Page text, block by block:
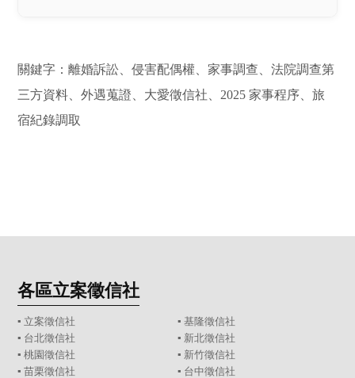
關鍵字：離婚訴訟、侵害配偶權、家事調查、法院調查第
三方資料、外遇蒐證、大愛徵信社、2025 家事程序、旅
宿紀錄調取
各區立案徵信社
▪ 立案徵信社 ▪ 基隆徵信社
▪ 台北徵信社 ▪ 新北徵信社
▪桃園徵信社 ▪ 新竹徵信社
▪苗栗徵信社 ▪ 台中徵信社